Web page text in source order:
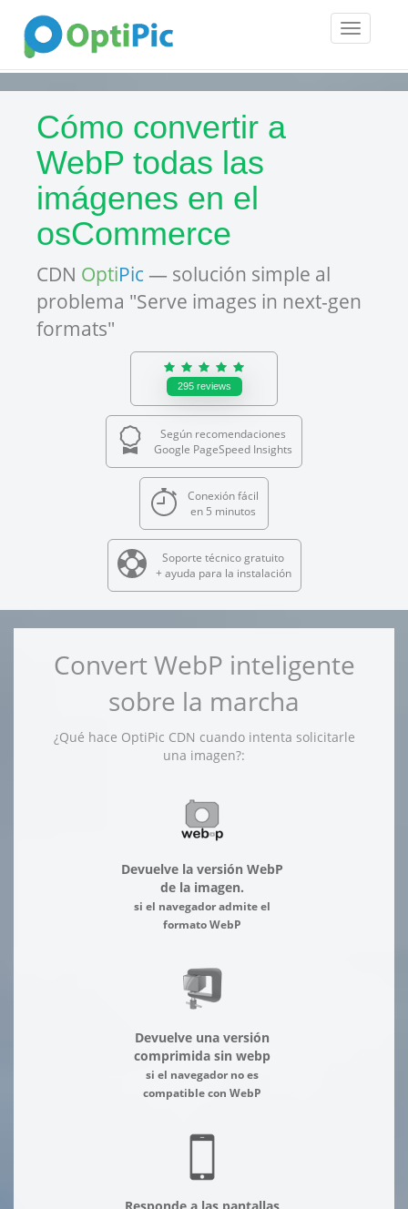
Toggle
Cómo convertir a
WebP todas las
imágenes en el
osCommerce
CDN OptiPic — solución simple al
problema "Serve images in next-gen
formats"
295 reviews
Según recomendaciones
Google PageSpeed Insights
Conexión fácil
en 5 minutos
Soporte técnico gratuito
+ ayuda para la instalación
Convert WebP inteligente
sobre la marcha
¿Qué hace OptiPic CDN cuando intenta solicitarle
una imagen?:
Devuelve la versión WebP
de la imagen.
si el navegador admite el
formato WebP
Devuelve una versión
comprimida sin webp
si el navegador no es
compatible con WebP